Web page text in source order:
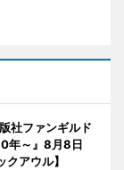
社ファンギルド
年～』8月8日
アウル】